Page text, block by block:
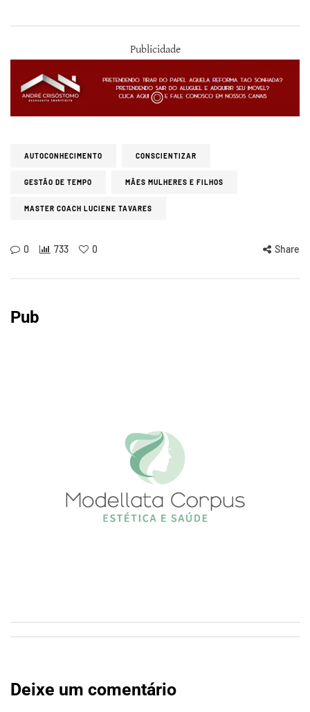
Publicidade
AUTOCONHECIMENTO CONSCIENTIZAR
GESTÃO DE TEMPO MÃES MULHERES E FILHOS
MASTER COACH LUCIENE TAVARES
0 733 0 Share
Pub
Deixe um comentário